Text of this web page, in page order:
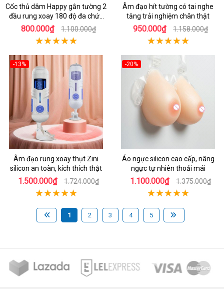
Cốc thủ dâm Happy gắn tường 2
đầu rung xoay 180 độ đa chức
năng
800.000₫ 1.100.000₫
Âm đạo hít tường có tai nghe
tăng trải nghiệm chân thật
950.000₫ 1.158.000₫
-13%
Âm đạo rung xoay thụt Zini
silicon an toàn, kích thích thật
1.500.000₫ 1.724.000₫
-20%
Áo ngực silicon cao cấp, nâng
ngực tự nhiên thoải mái
1.100.000₫ 1.375.000₫
1 2 3 4 5